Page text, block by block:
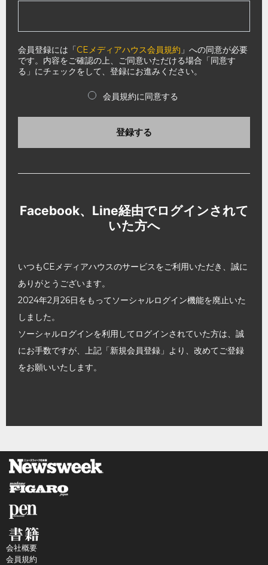
会員登録には「CEメディアハウス会員規約 」への同意が必要
です。内容をご確認の上、ご同意いただける場合「同意す
る」にチェックをして、登録にお進みください。
会員規約に同意する
登録する
Facebook、Line経由でログインされて
いた方へ
いつもCEメディアハウスのサービスをご利用いただき、誠に
ありがとうございます。
2024年2月26日をもってソーシャルログイン機能を廃止いた
しました。
ソーシャルログインを利用してログインされていた方は、誠
にお手数ですが、上記「新規会員登録」より、改めてご登録
をお願いいたします。
会社概要
会員規約